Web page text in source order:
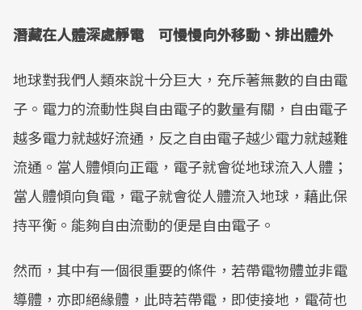
潛藏在人體深處靜電 可慢慢向外移動、排出體外
地球對我們人類來說十分巨大，充斥著無數的自由電
子。電力的流動性與自由電子的數量有關，自由電子
越多電力就越好流通，反之自由電子越少電力就越難
流通。當人體傾向正電，電子就會從地球流入人體；
當人體傾向負電，電子就會從人體流入地球，藉此保
持平衡。能夠自由流動的便是自由電子。
然而，其中有一個很重要的條件，若帶電物體並非電
導體，亦即絕緣體，此時若帶電，即使接地，電荷也